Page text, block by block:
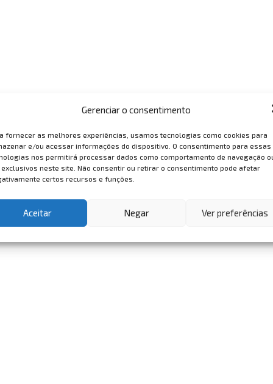
Gerenciar o consentimento
fornecer as melhores experiências, usamos tecnologias como cookies para
e/ou acessar informações do dispositivo. O consentimento para essas
nos permitirá processar dados como comportamento de navegação
exclusivos neste site. Não consentir ou retirar o consentimento pode afetar
certos recursos e funções.
Aceitar Negar Ver preferências